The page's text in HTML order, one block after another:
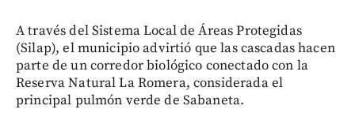
A través del Sistema Local de Áreas Protegidas
(Silap), el municipio advirtió que las cascadas hacen
parte de un corredor biológico conectado con la
Reserva Natural La Romera, considerada el
principal pulmón verde de Sabaneta.